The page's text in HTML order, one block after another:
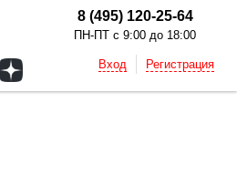
8 (495) 120-25-64
ПН-ПТ с 9:00 до 18:00
Вход Регистрация